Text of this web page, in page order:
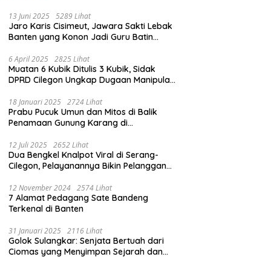
13 Juni 2025 5289 Lihat
Jaro Karis Cisimeut, Jawara Sakti Lebak
Banten yang Konon Jadi Guru Batin
6 April 2025 2825 Lihat
Muatan 6 Kubik Ditulis 3 Kubik, Sidak
DPRD Cilegon Ungkap Dugaan Manipulasi
18 Januari 2025 2724 Lihat
Prabu Pucuk Umun dan Mitos di Balik
Penamaan Gunung Karang di
12 Juli 2025 2652 Lihat
Dua Bengkel Knalpot Viral di Serang-
Cilegon, Pelayanannya Bikin Pelanggan
12 November 2024 2574 Lihat
7 Alamat Pedagang Sate Bandeng
Terkenal di Banten
31 Januari 2025 2116 Lihat
Golok Sulangkar: Senjata Bertuah dari
Ciomas yang Menyimpan Sejarah dan